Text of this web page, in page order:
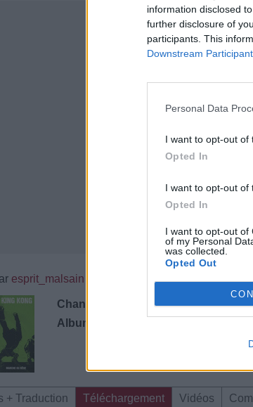
information disclosed
further disclosure of
participants. This
Downstream
Personal Data
I want to opt-out of
Opted In
I want to opt-out of
Opted In
I want to opt-out of
of my Personal
was collected.
Opted Out
esprit_malsain 5 6 le 18 juin 2007
Chanteurs :
Freedom For King Kong
Albums :
+ Traduction Téléchargement Vidéos